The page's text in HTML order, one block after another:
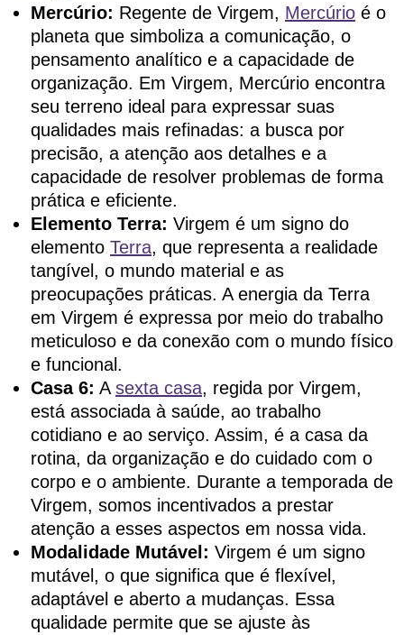
Mercúrio: Regente de Virgem, Mercúrio é o
planeta que simboliza a comunicação, o
pensamento analítico e a capacidade de
organização. Em Virgem, Mercúrio encontra
seu terreno ideal para expressar suas
qualidades mais refinadas: a busca por
precisão, a atenção aos detalhes e a
capacidade de resolver problemas de forma
prática e eficiente.
Elemento Terra: Virgem é um signo do
elemento Terra, que representa a realidade
tangível, o mundo material e as
preocupações práticas. A energia da Terra
em Virgem é expressa por meio do trabalho
meticuloso e da conexão com o mundo físico
e funcional.
Casa 6: Asexta casa, regida por Virgem,
está associada à saúde, ao trabalho
cotidiano e ao serviço. Assim, é a casa da
rotina, da organização e do cuidado com o
corpo e o ambiente. Durante a temporada de
Virgem, somos incentivados a prestar
atenção a esses aspectos em nossa vida.
Modalidade Mutável: Virgem é um signo
mutável, o que significa que é flexível,
adaptável e aberto a mudanças. Essa
qualidade permite que se ajuste às